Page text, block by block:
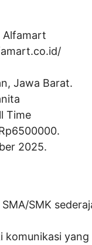
Alfamart
Jawa Barat.
Time
6500000.
2025.
SMK
komunikasi yang